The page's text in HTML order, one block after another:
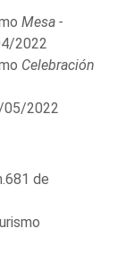
Mesa -
2022
Celebración
05/2022
de